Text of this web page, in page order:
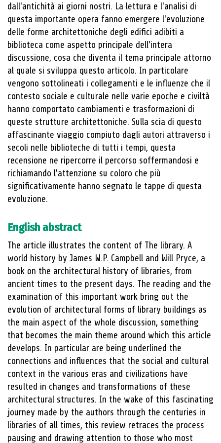
dall'antichità ai giorni nostri. La lettura e l'analisi di
questa importante opera fanno emergere l'evoluzione
delle forme architettoniche degli edifici adibiti a
biblioteca come aspetto principale dell'intera
discussione, cosa che diventa il tema principale attorno
al quale si sviluppa questo articolo. In particolare
vengono sottolineati i collegamenti e le influenze che il
contesto sociale e culturale nelle varie epoche e civiltà
hanno comportato cambiamenti e trasformazioni di
queste strutture architettoniche. Sulla scia di questo
affascinante viaggio compiuto dagli autori attraverso i
secoli nelle biblioteche di tutti i tempi, questa
recensione ne ripercorre il percorso soffermandosi e
richiamando l'attenzione su coloro che più
significativamente hanno segnato le tappe di questa
evoluzione.
English abstract
The article illustrates the content of The library. A
world history by James W.P. Campbell and Will Pryce, a
book on the architectural history of libraries, from
ancient times to the present days. The reading and the
examination of this important work bring out the
evolution of architectural forms of library buildings as
the main aspect of the whole discussion, something
that becomes the main theme around which this article
develops. In particular are being underlined the
connections and influences that the social and cultural
context in the various eras and civilizations have
resulted in changes and transformations of these
architectural structures. In the wake of this fascinating
journey made by the authors through the centuries in
libraries of all times, this review retraces the process
pausing and drawing attention to those who most